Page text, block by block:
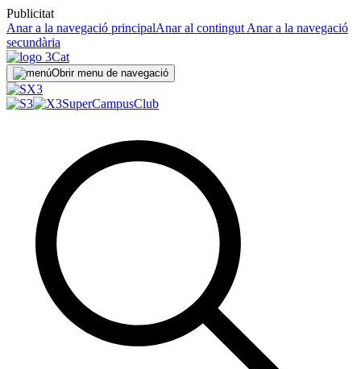
Publicitat
Anar a la navegació principalAnar al contingut Anar a la navegació
secundària
Obrir menu de navegació
SuperCampusClub